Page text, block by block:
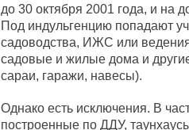
до 30 октября 2001 года, и на
Под индульгенцию попадают
садоводства, ИЖС или
садовые и жилые дома и
сараи, гаражи, навесы).
Однако есть исключения. В
построенные по ДДУ,